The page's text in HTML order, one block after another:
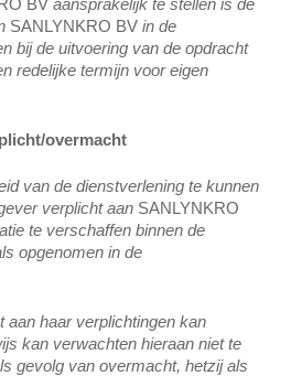
BVaansprakelijk te stellen is de
SANLYNKRO BVin de
bij de uitvoering van de opdracht
redelijke termijn voor eigen
overmacht
van de dienstverlening te kunnen
verplicht aan SANLYNKRO
te verschaffen binnen de
opgenomen in de
aan haar verplichtingen kan
kan verwachten hieraan niet te
gevolg van overmacht, hetzij als